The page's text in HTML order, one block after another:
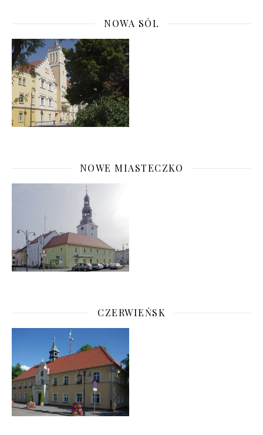
NOWA SÓL
NOWE MIASTECZKO
CZERWIEŃSK